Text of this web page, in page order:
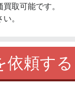
取可能です。
。
依頼する